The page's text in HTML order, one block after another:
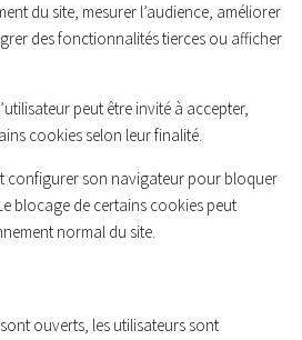
du site, mesurer l’audience, améliorer
des fonctionnalités tierces ou afficher
peut être invité à accepter,
cookies selon leur finalité.
configurer son navigateur pour bloquer
blocage de certains cookies peut
normal du site.
ouverts, les utilisateurs sont